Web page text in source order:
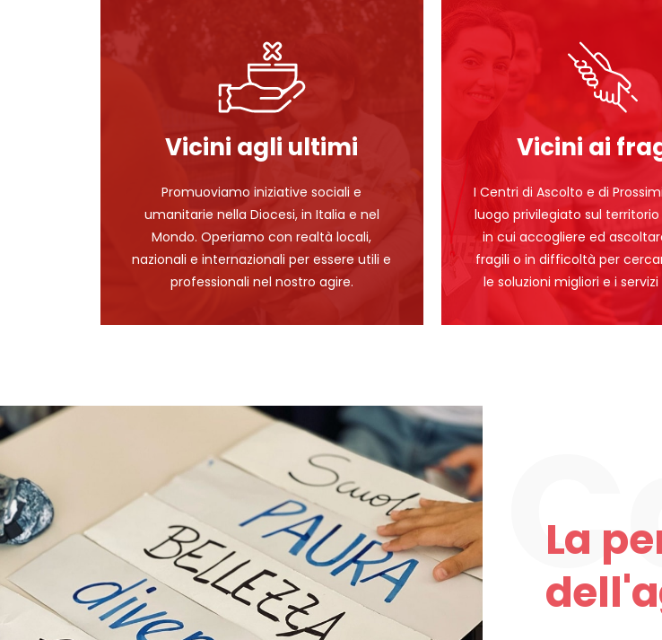
Vicini agli ultimi
Promuoviamo iniziative sociali e
umanitarie nella Diocesi, in Italia e nel
Mondo. Operiamo con realtà locali,
nazionali e internazionali per essere utili e
professionali nel nostro agire.
Vicini ai
I Centri di Ascolto e di
luogo privilegiato sul
in cui accogliere ed
fragili o in difficoltà per
le soluzioni migliori e i
La